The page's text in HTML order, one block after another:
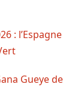
: l’Espagne
Gueye de